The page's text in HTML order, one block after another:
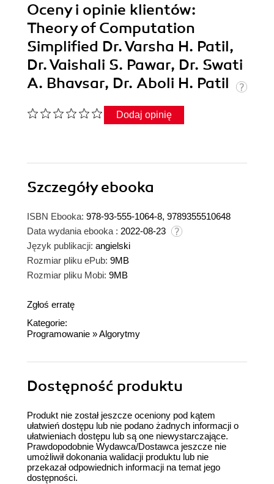
Oceny i opinie klientów:
Theory of Computation
Simplified Dr. Varsha H. Patil,
Dr. Vaishali S. Pawar, Dr. Swati
A. Bhavsar, Dr. Aboli H. Patil
Dodaj opinię
Szczegółyebooka
ISBN Ebooka: 978-93-555-1064-8, 9789355510648
Data wydania ebooka : 2022-08-23
Język publikacji: angielski
Rozmiar pliku ePub: 9MB
Rozmiar pliku Mobi: 9MB
Zgłoś erratę
Kategorie:
Programowanie »Algorytmy
Dostępność produktu
Produkt nie został jeszcze oceniony pod kątem
ułatwień dostępu lub nie podano żadnych informacji o
ułatwieniach dostępu lub są one niewystarczające.
Prawdopodobnie Wydawca/Dostawca jeszcze nie
umożliwił dokonania walidacji produktu lub nie
przekazał odpowiednich informacji na temat jego
dostępności.